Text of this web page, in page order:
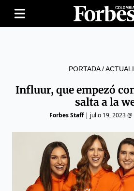
PORTADA/
Influur, que empezó
salta a la
Forbes Staff| julio 19, 2023